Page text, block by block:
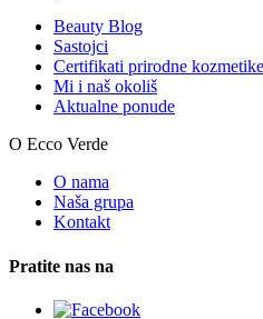
Beauty Blog
Sastojci
Certifikati prirodne kozmetike
Mi i naš okoliš
Aktualne ponude
O Ecco Verde
O nama
Naša grupa
Kontakt
Pratite nas na